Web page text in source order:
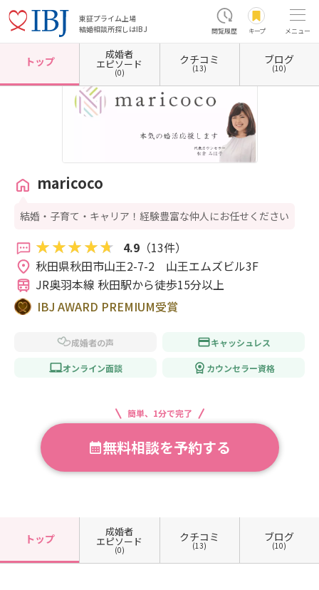
東証プライム上場
結婚相談所探しはIBJ
閲覧履歴 キープ メニュー
ホーム 秋田県の結婚相談所 秋田県秋田市 maricoco
トップ
成婚者
エピソード
(0)
クチコミ
(13)
ブログ
(10)
maricoco
結婚・子育て・キャリア！経験豊富な仲人にお任せください
4.9（13件）
JR奥羽本線 秋田駅から徒歩15分以上
IBJ AWARD PREMIUM受賞
成婚者の声 キャッシュレス
オンライン面談 カウンセラー資格
簡単、1分で完了
無料相談を予約する
トップ
成婚者
エピソード
(0)
クチコミ
(13)
ブログ
(10)